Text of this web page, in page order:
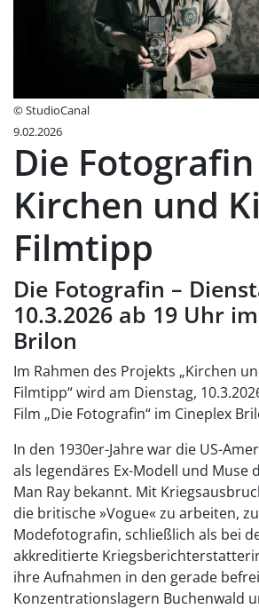
© StudioCanal
9.02.2026
Die Fotografin
Kirchen und
Filmtipp
Die Fotografin –
10.3.2026 ab 19 Uhr
Brilon
Im Rahmen des Projekts „Kirchen
Filmtipp“ wird am Dienstag,
Film „Die Fotografin“ im Cineplex
In den 1930er-Jahre war die US-
als legendäres Ex-Modell und Muse
Man Ray bekannt. Mit
die britische »Vogue« zu arbeiten,
Modefotografin, schließlich als bei
akkreditierte
ihre Aufnahmen in den gerade
Konzentrationslagern Buchenwald